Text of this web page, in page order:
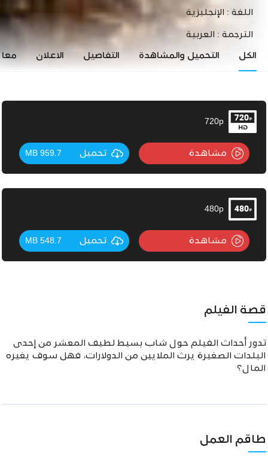
اللغة : الإنجليزية
الترجمة : العربية
الكل التحميل والمشاهدة التفاصيل الاعلان
720p
مشاهدة تحميل 959.7 MB
480p
مشاهدة تحميل 548.7 MB
قصة الفيلم
تدور أحداث الفيلم حول شاب بسيط لطيف المعشر من إحدى
البلدات الصغيرة يرث الملايين من الدولارات، فهل سوف يغيره
المال؟
طاقم العمل